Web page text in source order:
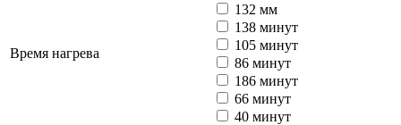
Время нагрева
132 мм
138 минут
105 минут
86 минут
186 минут
66 минут
40 минут